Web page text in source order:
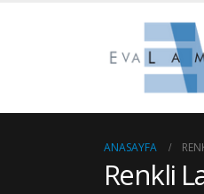
ANASAYFA
Renkli